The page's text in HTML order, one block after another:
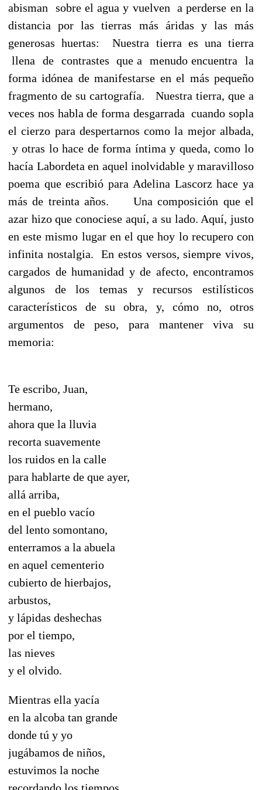
abisman sobre el agua y vuelven a perderse en la
distancia por las tierras más áridas y las más
generosas huertas: Nuestra tierra es una tierra
llena de contrastes que a menudo encuentra la
forma idónea de manifestarse en el más pequeño
fragmento de su cartografía. Nuestra tierra, que a
veces nos habla de forma desgarrada cuando sopla
el cierzo para despertarnos como la mejor albada,
y otras lo hace de forma íntima y queda, como lo
hacía Labordeta en aquel inolvidable y maravilloso
poema que escribió para Adelina Lascorz hace ya
más de treinta años. Una composición que el
azar hizo que conociese aquí, a su lado. Aquí, justo
en este mismo lugar en el que hoy lo recupero con
infinita nostalgia. En estos versos, siempre vivos,
cargados de humanidad y de afecto, encontramos
algunos de los temas y recursos estilísticos
característicos de su obra, y, cómo no, otros
argumentos de peso, para mantener viva su
memoria:
Te escribo, Juan,
hermano,
ahora que la lluvia
recorta suavemente
los ruidos en la calle
para hablarte de que ayer,
allá arriba,
en el pueblo vacío
del lento somontano,
enterramos a la abuela
en aquel cementerio
cubierto de hierbajos,
arbustos,
y lápidas deshechas
por el tiempo,
las nieves
y el olvido.
Mientras ella yacía
en la alcoba tan grande
donde tú y yo
jugábamos de niños,
estuvimos la noche